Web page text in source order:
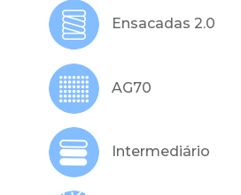
Ensacadas 2.0
AG70
Intermediário